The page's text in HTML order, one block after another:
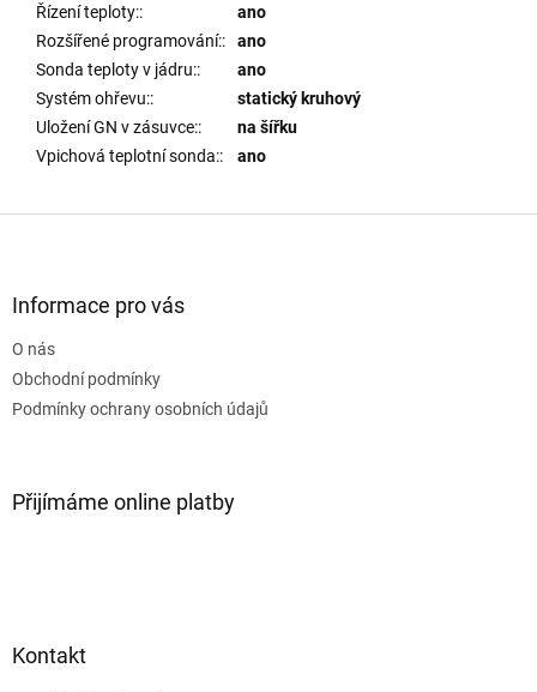
Řízení teploty::
ano
Rozšířené programování::
ano
Sonda teploty v jádru::
ano
Systém ohřevu::
statický kruhový
Uložení GN v zásuvce::
na šířku
Vpichová teplotní sonda:: ano
Informace pro vás
O nás
Obchodní podmínky
Podmínky ochrany osobních údajů
Přijímáme online platby
Kontakt